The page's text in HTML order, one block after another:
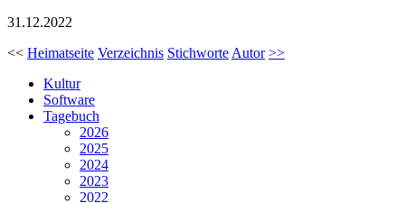
31.12.2022
<< Heimatseite Verzeichnis Stichworte Autor >>
Kultur
Software
Tagebuch
2026
2025
2024
2023
2022